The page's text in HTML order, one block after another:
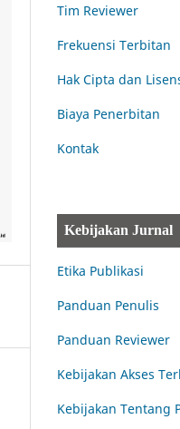
Tim Reviewer
Frekuensi Terbitan
Hak Cipta dan
Biaya Penerbitan
Kontak
Kebijakan Jurnal
Etika Publikasi
Panduan Penulis
Panduan Reviewer
Kebijakan Akses
Kebijakan Tentang